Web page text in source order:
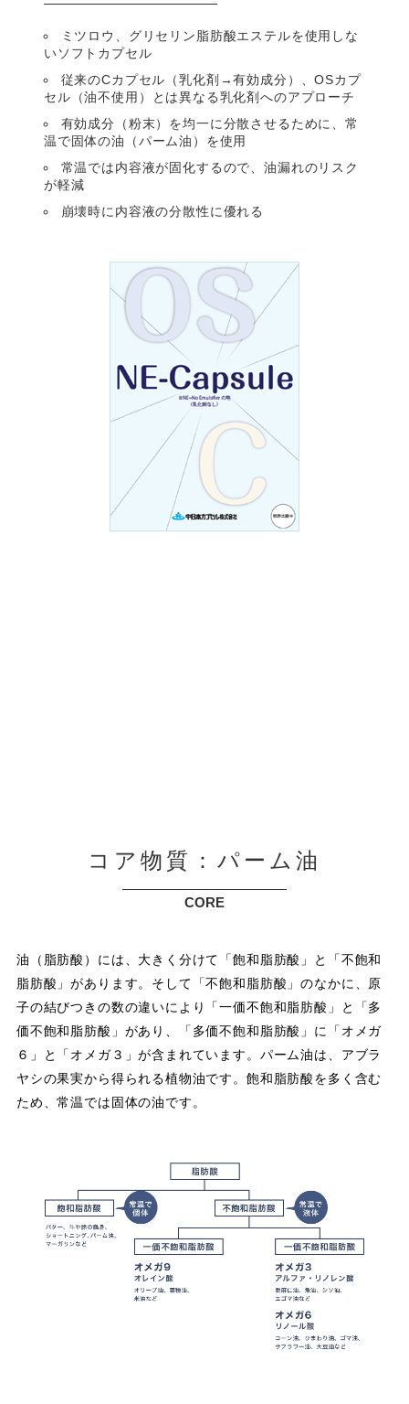
ミツロウ、グリセリン脂肪酸エステルを使用しな
いソフトカプセル
従来のCカプセル（乳化剤→有効成分）、OSカプ
セル（油不使用）とは異なる乳化剤へのアプローチ
有効成分（粉末）を均一に分散させるために、常
温で固体の油（パーム油）を使用
常温では内容液が固化するので、油漏れのリスク
が軽減
崩壊時に内容液の分散性に優れる
コア物質：パーム油
CORE
油（脂肪酸）には、大きく分けて「飽和脂肪酸」と「不飽和
脂肪酸」があります。そして「不飽和脂肪酸」のなかに、原
子の結びつきの数の違いにより「一価不飽和脂肪酸」と「多
価不飽和脂肪酸」があり、「多価不飽和脂肪酸」に「オメガ
６」と「オメガ３」が含まれています。パーム油は、アブラ
ヤシの果実から得られる植物油です。飽和脂肪酸を多く含む
ため、常温では固体の油です。